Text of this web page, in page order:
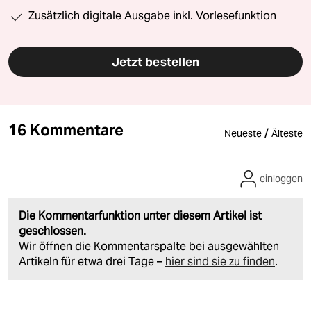
Zusätzlich digitale Ausgabe inkl. Vorlesefunktion
Jetzt bestellen
16 Kommentare Neueste / Älteste
Die Kommentarfunktion unter diesem Artikel ist
geschlossen.
Wir öffnen die Kommentarspalte bei ausgewählten
Artikeln für etwa drei Tage – hier sind sie zu finden.
einloggen